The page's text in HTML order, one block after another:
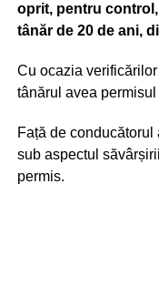
oprit, pentru
tânăr de 20 de ani,
Cu ocazia
tânărul avea
Față de
sub aspectul
permis.